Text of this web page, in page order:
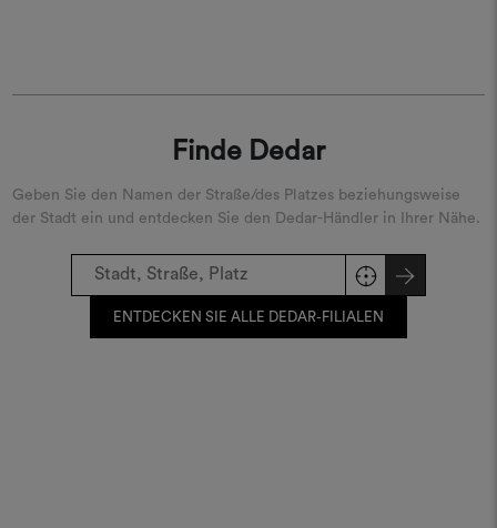
Finde Dedar
Geben Sie den Namen der Straße/des Platzes beziehungsweise
der Stadt ein und entdecken Sie den Dedar-Händler in Ihrer Nähe.
ENTDECKEN SIE ALLE DEDAR-FILIALEN